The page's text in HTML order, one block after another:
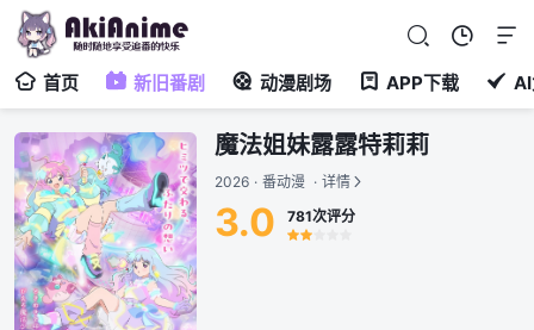
首页 新旧番剧 动漫剧场 APP下载
魔法姐妹露露特莉莉
2026 · 番动漫 · 详情
3.0 781次评分
很差
较差
还行推荐力荐